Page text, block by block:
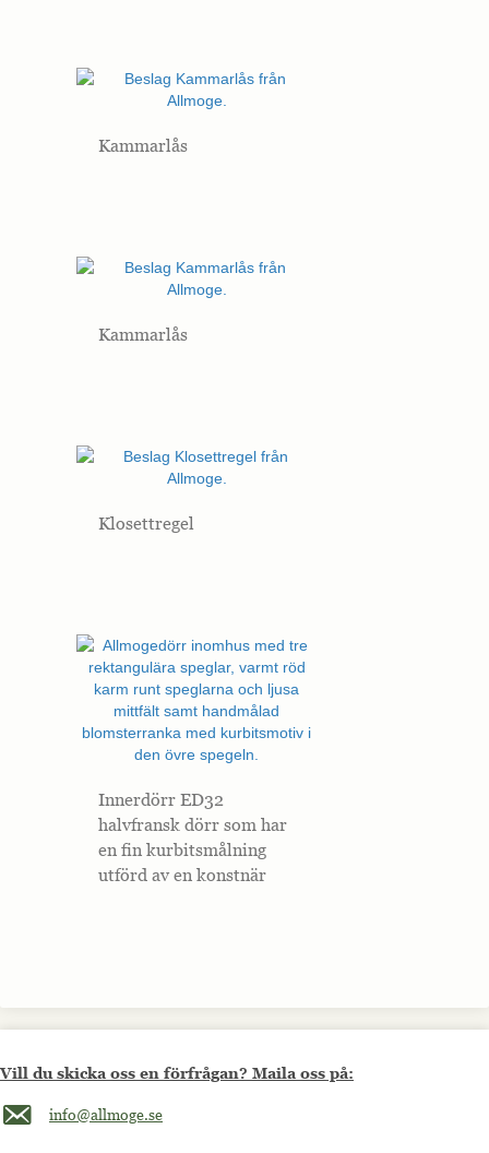
Kammarlås
Kammarlås
Klosettregel
Innerdörr ED32
halvfransk dörr som har
en fin kurbitsmålning
utförd av en konstnär
Vill du skicka oss en förfrågan? Maila oss på:
Maila oss på info@allmoge.se
info@allmoge.se